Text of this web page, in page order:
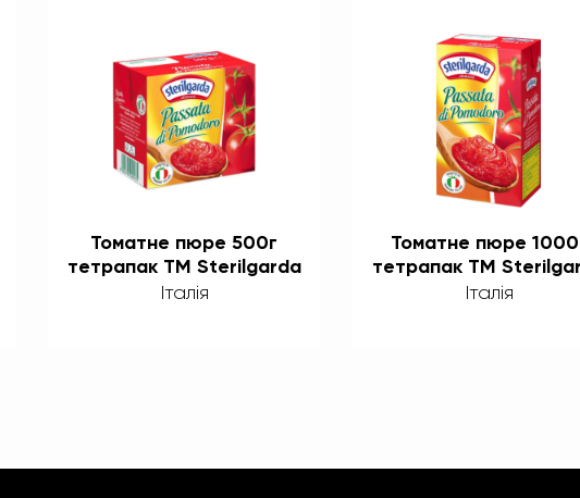
Томатне пюре 500г
тетрапак ТМ Sterilgarda
Alimenti
Італія
Томатне пюре
тетрапак ТМ
Alimenti
Італія